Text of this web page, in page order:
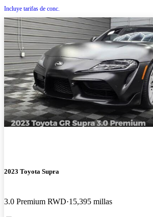
Incluye tarifas de conc.
2023 Toyota Supra
3.0 Premium RWD 15,395 millas